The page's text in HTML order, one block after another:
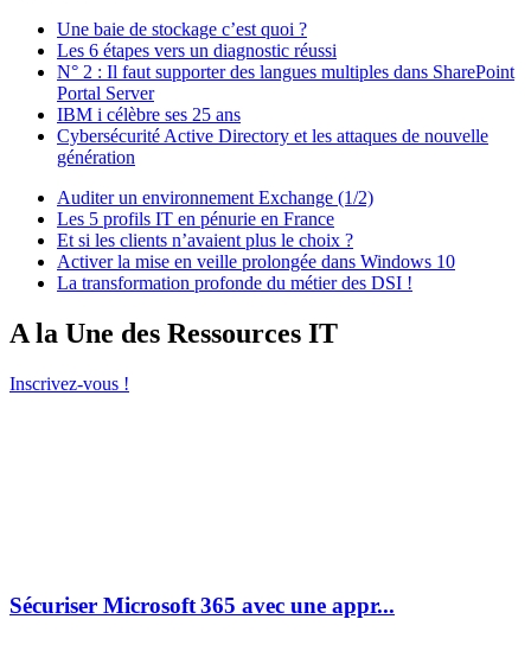
Une baie de stockage c’est quoi ?
Les 6 étapes vers un diagnostic réussi
N° 2 : Il faut supporter des langues multiples dans SharePoint
Portal Server
IBM i célèbre ses 25 ans
Cybersécurité Active Directory et les attaques de nouvelle
génération
Auditer un environnement Exchange (1/2)
Les 5 profils IT en pénurie en France
Et si les clients n’avaient plus le choix ?
Activer la mise en veille prolongée dans Windows 10
La transformation profonde du métier des DSI !
A la Une des Ressources IT
Inscrivez-vous !
Sécuriser Microsoft 365 avec une appr...